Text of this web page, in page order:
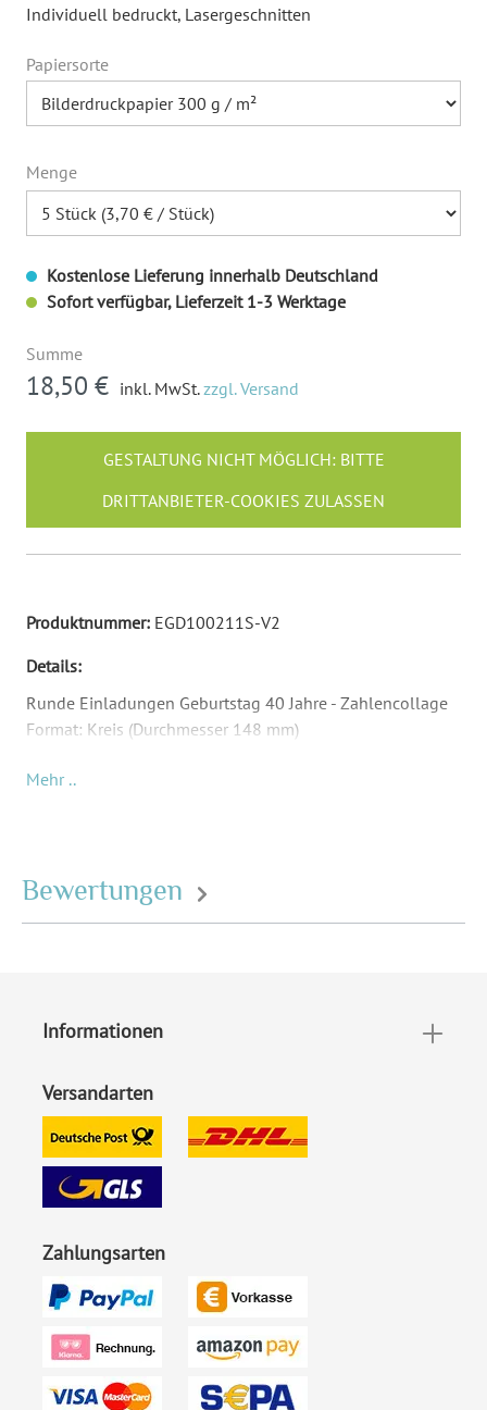
Individuell bedruckt, Lasergeschnitten
Papiersorte
Menge
Kostenlose Lieferung innerhalb Deutschland
Sofort verfügbar, Lieferzeit 1-3 Werktage
Summe
18,50 € inkl. MwSt.zzgl. Versand
GESTALTUNG NICHT MÖGLICH: BITTE
DRITTANBIETER-COOKIES ZULASSEN
Produktnummer: EGD100211S-V2
Details:
Runde Einladungen Geburtstag 40 Jahre - Zahlencollage
Format: Kreis (Durchmesser 148 mm)
Inkl. Druck Ihrer Texte
40 Jahre
Foto:
Material:
m², Naturpapier 300 g / m²
Porto pro Stück:
Großbrief 1,80 € - für diesen
Preis können Sie mit der
Mehr ..
Bewertungen
Informationen
Versandarten
Zahlungsarten